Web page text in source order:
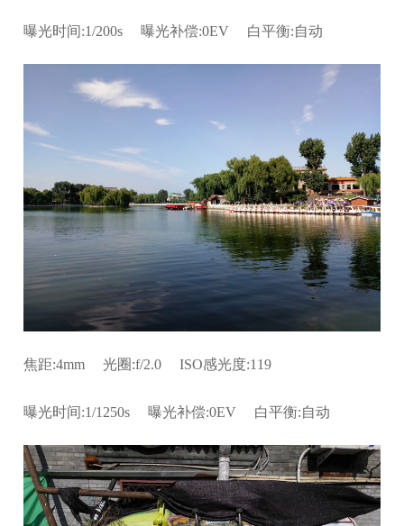
曝光时间:1/200s 曝光补偿:0EV 白平衡:自动
焦距:4mm 光圈:f/2.0 ISO感光度:119
曝光时间:1/1250s 曝光补偿:0EV 白平衡:自动